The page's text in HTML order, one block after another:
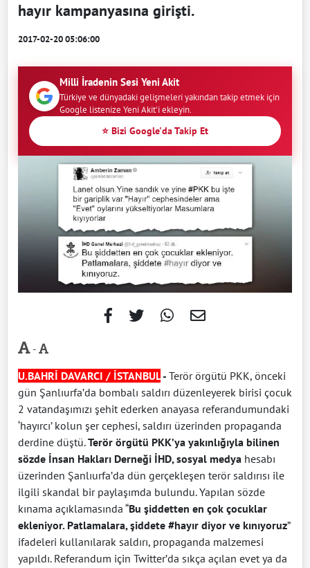
hayır kampanyasına girişti.
2017-02-20 05:06:00
Milli İradenin Sesi Yeni Akit
Türkiye ve dünyadaki gelişmeleri yakından takip etmek için
Google listenize Yeni Akit'i ekleyin.
⭐ Bizi Google'da Takip Et
-
U.BAHRİ DAVARCI / İSTANBUL- Terör örgütü PKK, önceki
gün Şanlıurfa’da bombalı saldırı düzenleyerek birisi çocuk
2 vatandaşımızı şehit ederken anayasa referandumundaki
‘hayırcı’ kolun şer cephesi, saldırı üzerinden propaganda
derdine düştü.Terör örgütü PKK’ya yakınlığıyla bilinen
sözde İnsan Hakları Derneği İHD, sosyal medya hesabı
üzerinden Şanlıurfa’da dün gerçekleşen terör saldırısı ile
ilgili skandal bir paylaşımda bulundu. Yapılan sözde
kınama açıklamasında “Bu şiddetten en çok çocuklar
ekleniyor. Patlamalara, şiddete #hayır diyor ve kınıyoruz”
ifadeleri kullanılarak saldırı, propaganda malzemesi
yapıldı. Referandum için Twitter’da sıkça açılan evet ya da